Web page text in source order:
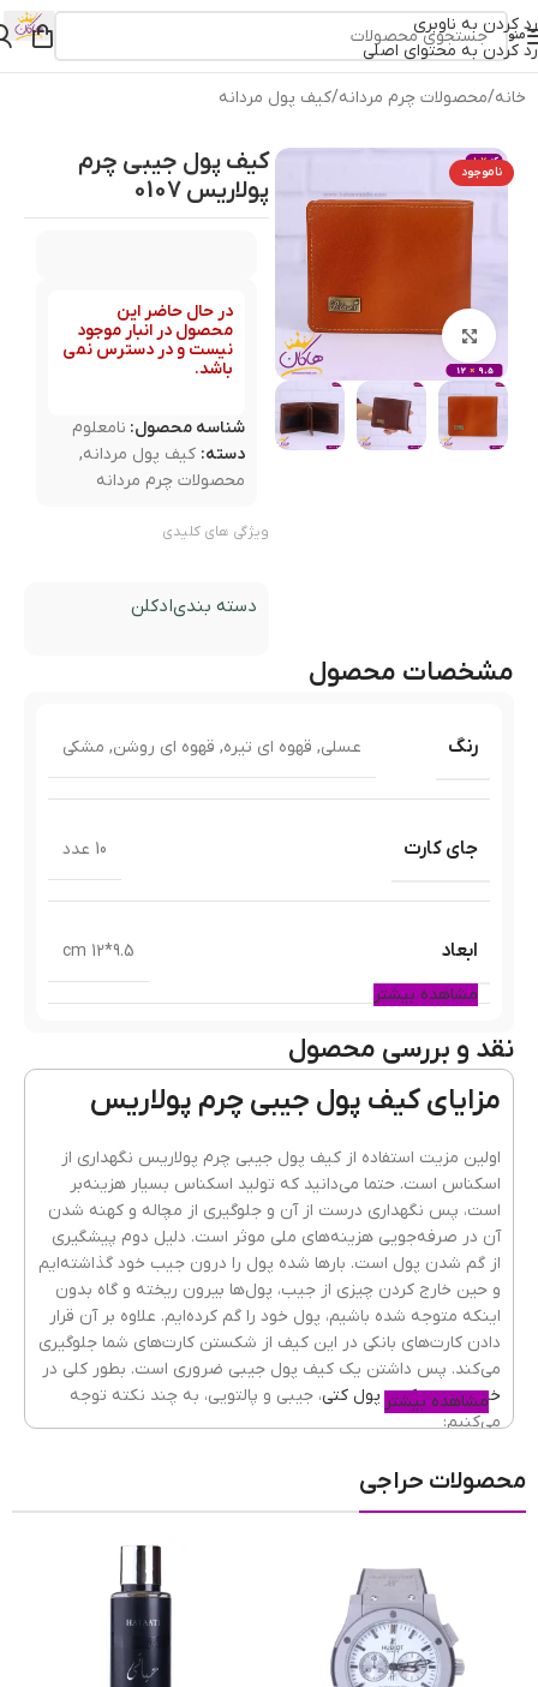
رد کردن به ناوبری
رد کردن به محتوای اصلی
منو
خانه/محصولات چرم مردانه/کیف پول مردانه
ناموجود
بزرگنمایی تصویر
کیف پول جیبی چرم
پولاریس 0107
در حال حاضر این
محصول در انبار موجود
نیست و در دسترس نمی
باشد.
شناسه محصول: نامعلوم
دسته: کیف پول مردانه,
محصولات چرم مردانه
ویژگی های کلیدی
دسته بندیادکلن
مشخصات محصول
رنگ عسلی, قهوه ای تیره, قهوه ای روشن, مشکی
جای کارت 10 عدد
ابعاد 9.5*12 cm
جای مدارک و عکس
نحوه بسته شدن ساده
آستر پارچه رویال
جیب داخلی دارد
برند چرم پولاریس
مشاهده بیشتر
نقد و بررسی محصول
مزایای کیف پول جیبی چرم پولاریس
اولین مزیت استفاده از کیف پول جیبی چرم پولاریس نگهداری از
اسکناس است. حتما می‌دانید که تولید اسکناس بسیار هزینه‌بر
است، پس نگهداری درست از آن و جلوگیری از مچاله و کهنه شدن
آن در صرفه‌جویی هزینه‌های ملی موثر است. دلیل دوم پیشگیری
از گم شدن پول است. بارها شده پول را درون جیب خود گذاشته‌ایم
و حین خارج کردن چیزی از جیب، پول‌ها بیرون ریخته و گاه بدون
اینکه متوجه شده باشیم، پول خود را گم کرده‌ایم. علاوه بر آن قرار
دادن کارت‌های بانکی در این کیف از شکستن کارت‌های شما جلوگیری
می‌کند. پس داشتن یک کیف پول جیبی ضروری است. بطور کلی در
خرید چرموکیف پول کتی، جیبی و پالتویی، به چند نکته توجه
می‌کنیم:
استفاده از چرم طبیعی گاوی
طراحی مدرن و کاربرد
مشاهده بیشتر
محصولات حراجی